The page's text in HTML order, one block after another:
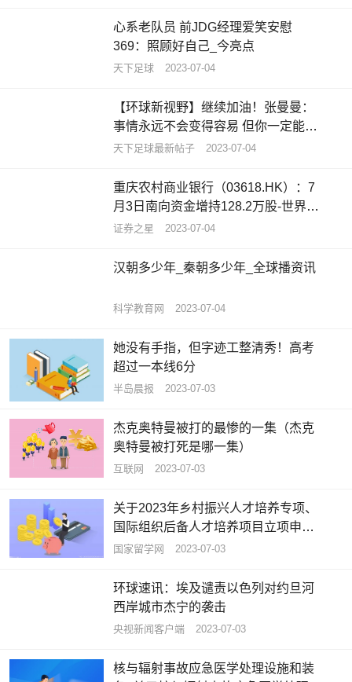
心系老队员 前JDG经理爱笑安慰
369：照顾好自己_今亮点
天下足球 2023-07-04
【环球新视野】继续加油！张曼曼：
事情永远不会变得容易 但你一定能变
得更好
天下足球最新帖子 2023-07-04
重庆农村商业银行（03618.HK）：7
月3日南向资金增持128.2万股-世界今
亮点
证券之星 2023-07-04
汉朝多少年_秦朝多少年_全球播资讯
科学教育网 2023-07-04
她没有手指，但字迹工整清秀！高考
超过一本线6分
半岛晨报 2023-07-03
杰克奥特曼被打的最惨的一集（杰克
奥特曼被打死是哪一集）
互联网 2023-07-03
关于2023年乡村振兴人才培养专项、
国际组织后备人才培养项目立项申报
工作的通知
国家留学网 2023-07-03
环球速讯：埃及谴责以色列对约旦河
西岸城市杰宁的袭击
央视新闻客户端 2023-07-03
核与辐射事故应急医学处理设施和装